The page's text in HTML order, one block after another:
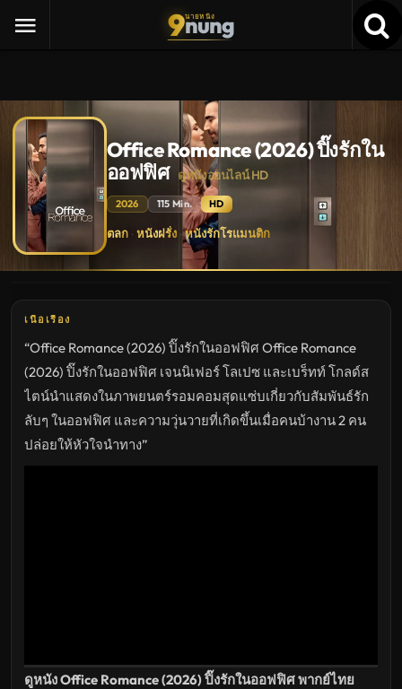
9นายหนัง
nung
Office Romance (2026) ปิ๊งรักใน
ออฟฟิศ ดูหนังออนไลน์ HD
2026 115 Min. HD
Office
Romance
ปิ๊ง
ออฟฟิศ
ใหม่
พากย์
ไทย
ซับ
ไทย
เต็ม
เรื่อง
HD
อัปเดต
ตลก · หนังฝรั่ง · หนังรักโรแมนติก
เนื้อเรื่อง
“Office Romance (2026) ปิ๊งรักในออฟฟิศ Office Romance
(2026) ปิ๊งรักในออฟฟิศ เจนนิเฟอร์ โลเปซ และเบร็ทท์ โกลด์ส
ไตน์นำแสดงในภาพยนตร์รอมคอมสุดแซ่บเกี่ยวกับสัมพันธ์รัก
ลับๆ ในออฟฟิศ และความวุ่นวายที่เกิดขึ้นเมื่อคนบ้างาน 2 คน
ปล่อยให้หัวใจนำทาง”
ดูหนัง Office Romance (2026) ปิ๊งรักในออฟฟิศ พากย์ไทย